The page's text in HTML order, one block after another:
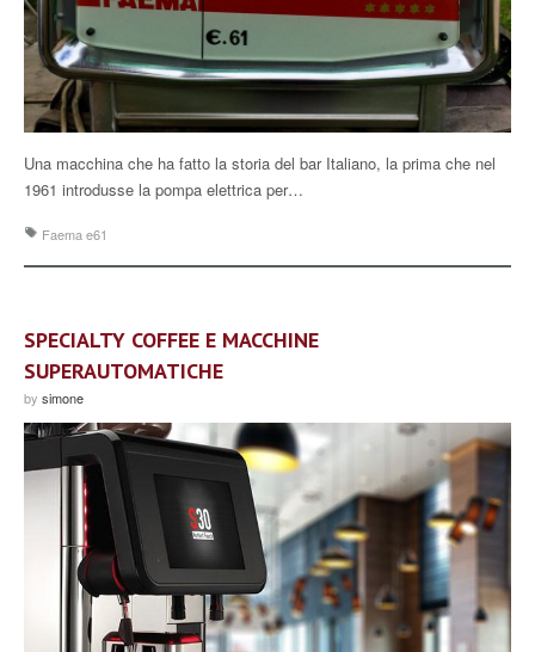
Una macchina che ha fatto la storia del bar Italiano, la prima che nel
1961 introdusse la pompa elettrica per…
Faema e61
SPECIALTY COFFEE E MACCHINE
SUPERAUTOMATICHE
by simone